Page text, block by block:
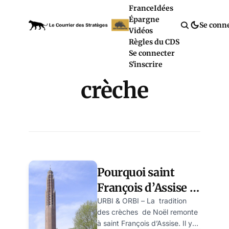
FranceIdées
Épargne
Vidéos
Règles du CDS
Se connecter
S'inscrire
Se
crèche
Pourquoi saint
François d’Assise a
inventé la crèche
de Noël il y a 800
URBI & ORBI – La tradition
des crèches de Noël remonte
à saint François d’Assise. Il y